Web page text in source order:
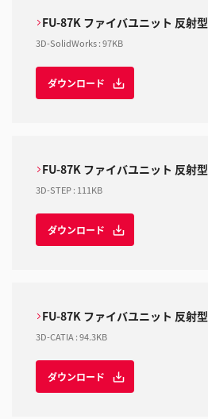
FU-87K ファイバユニット 反射型
3D-SolidWorks:97KB
ダウンロード
FU-87K ファイバユニット 反射型
3D-STEP: 111KB
ダウンロード
FU-87K ファイバユニット 反射型
3D-CATIA :94.3KB
ダウンロード